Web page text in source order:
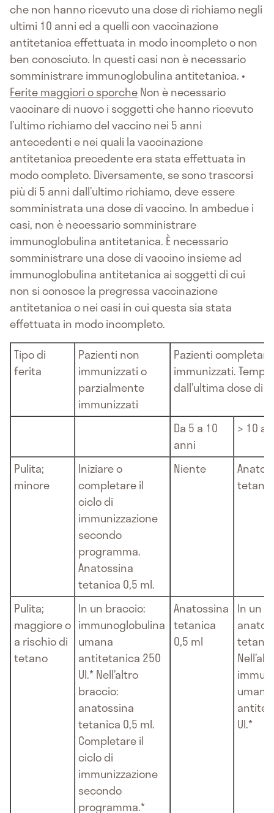
che non hanno ricevuto una dose di richiamo negli
ultimi 10 anni ed a quelli con vaccinazione
antitetanica effettuata in modo incompleto o non
ben conosciuto. In questi casi non è necessario
somministrare immunoglobulina antitetanica. •
Ferite maggiori o sporcheNon è necessario
vaccinare di nuovo i soggetti che hanno ricevuto
l’ultimo richiamo del vaccino nei 5 anni
antecedenti e nei quali la vaccinazione
antitetanica precedente era stata effettuata in
modo completo. Diversamente, se sono trascorsi
più di 5 anni dall’ultimo richiamo, deve essere
somministrata una dose di vaccino. In ambedue i
casi, non è necessario somministrare
immunoglobulina antitetanica. È necessario
somministrare una dose di vaccino insieme ad
immunoglobulina antitetanica ai soggetti di cui
non si conosce la pregressa vaccinazione
antitetanica o nei casi in cui questa sia stata
effettuata in modo incompleto.
Tipo di
ferita
Pazienti non
immunizzati o
parzialmente
immunizzati
Pazienti
immunizzati. Tempo
dall’ultima dose di
Da 5 a 10
anni
> 10
Pulita;
minore
Iniziare o
completare il
ciclo di
immunizzazione
secondo
programma.
Anatossina
tetanica 0,5 ml.
Niente
Pulita;
maggiore o
a rischio di
tetano
In un braccio:
immunoglobulina
umana
antitetanica 250
UI.* Nell’altro
braccio:
anatossina
tetanica 0,5 ml.
Completare il
ciclo di
immunizzazione
secondo
programma.*
Anatossina
tetanica
0,5 ml
In un
umana
UI.*